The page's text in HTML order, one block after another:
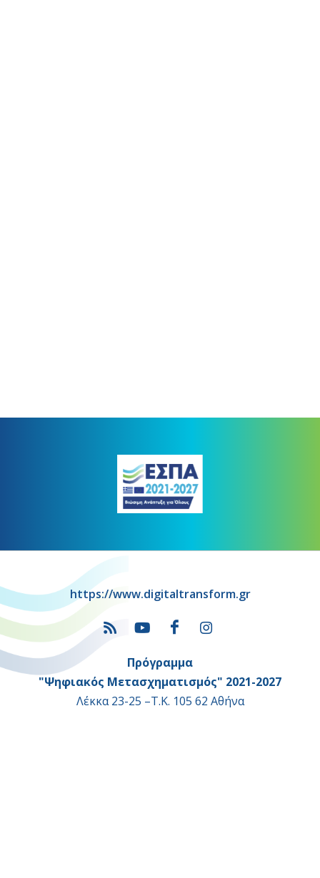
https://www.digitaltransform.gr
Πρόγραμμα
"Ψηφιακός Μετασχηματισμός" 2021-2027
Λέκκα 23-25 –Τ.Κ. 105 62 Αθήνα